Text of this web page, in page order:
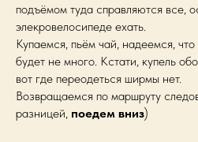
подъёмом туда справляются все,
элекровелосипеде ехать.
Купаемся, пьём чай, надеемся,
будет не много. Кстати, купель
вот где переодеться ширмы нет.
Возвращаемся по маршруту
разницей, поедем вниз)